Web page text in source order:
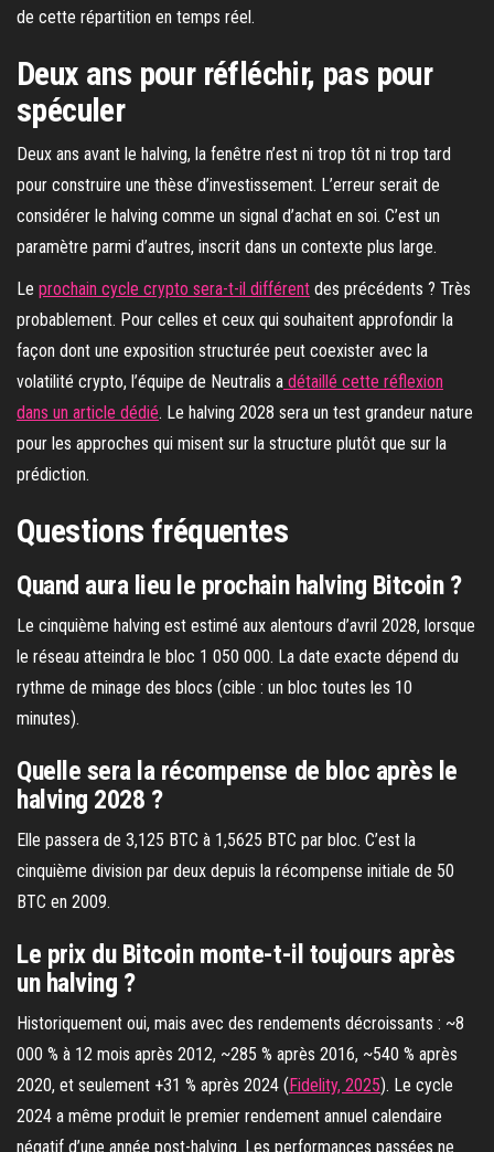
de cette répartition en temps réel.
Deux ans pour réfléchir, pas pour
spéculer
Deux ans avant le halving, la fenêtre n’est ni trop tôt ni trop tard
pour construire une thèse d’investissement. L’erreur serait de
considérer le halving comme un signal d’achat en soi. C’est un
paramètre parmi d’autres, inscrit dans un contexte plus large.
Le prochain cycle crypto sera-t-il différent des précédents ? Très
probablement. Pour celles et ceux qui souhaitent approfondir la
façon dont une exposition structurée peut coexister avec la
volatilité crypto, l’équipe de Neutralis a détaillé cette réflexion
dans un article dédié. Le halving 2028 sera un test grandeur nature
pour les approches qui misent sur la structure plutôt que sur la
prédiction.
Questions fréquentes
Quand aura lieu le prochain halving Bitcoin ?
Le cinquième halving est estimé aux alentours d’avril 2028, lorsque
le réseau atteindra le bloc 1 050 000. La date exacte dépend du
rythme de minage des blocs (cible : un bloc toutes les 10
minutes).
Quelle sera la récompense de bloc après le
halving 2028 ?
Elle passera de 3,125 BTC à 1,5625 BTC par bloc. C’est la
cinquième division par deux depuis la récompense initiale de 50
BTC en 2009.
Le prix du Bitcoin monte-t-il toujours après
un halving ?
Historiquement oui, mais avec des rendements décroissants : ~8
000 % à 12 mois après 2012, ~285 % après 2016, ~540 % après
2020, et seulement +31 % après 2024 (Fidelity, 2025). Le cycle
2024 a même produit le premier rendement annuel calendaire
négatif d’une année post-halving. Les performances passées ne